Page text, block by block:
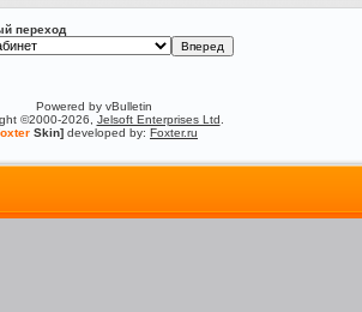
переход
Powered by vBulletin
©2000-2026, Jelsoft Enterprises Ltd
Skin] developed by: Foxter.ru